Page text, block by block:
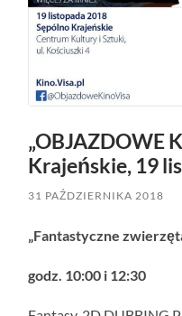
„OBJAZDOWE
Krajeńskie, 19
31 PAŹDZIERNIKA 2018
„ Fantastyczne
godz. 10:00 i 12:30